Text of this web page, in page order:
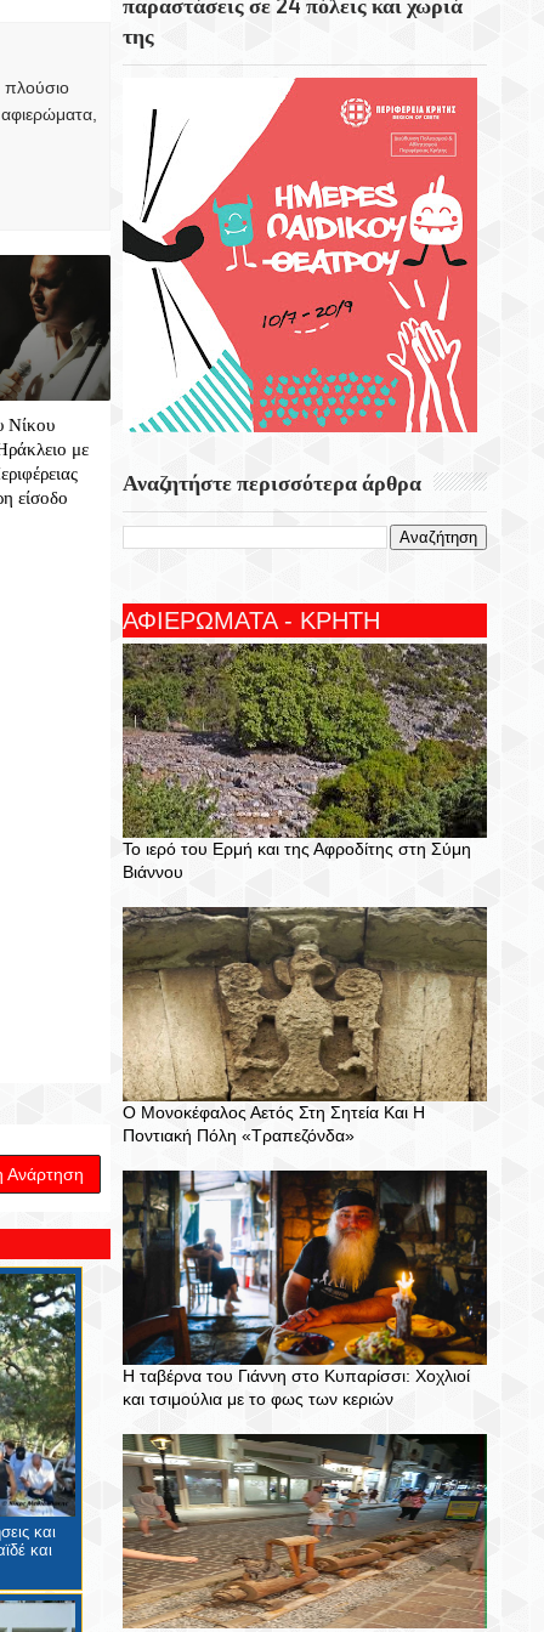
πλούσιο
Νίκου
με
είσοδο
Ανάρτηση
και
και
Το Εκκλησάκι Του Τιμίου Σταυρού Στο
Στρούμπουλα
6 Αυγούστου 1999 Φεύγει Απο Την Ζωή Η
Ρίτα Σακελαρίου
Eορτή Της Μεταμόρφωσης Του Σωτήρος
παραστάσεις σε 24 πόλεις και χωριά
της
Αναζητήστε περισσότερα άρθρα
ΑΦΙΕΡΩΜΑΤΑ - ΚΡΗΤΗ
Το ιερό του Ερμή και της Αφροδίτης στη Σύμη
Βιάννου
Ο Μονοκέφαλος Αετός Στη Σητεία Και Η
Ποντιακή Πόλη «Τραπεζόνδα»
Η ταβέρνα του Γιάννη στο Κυπαρίσσι: Χοχλιοί
και τσιμούλια με το φως των κεριών